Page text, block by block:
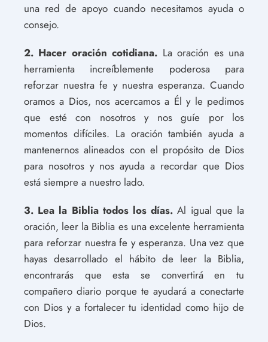
una red de apoyo cuando necesitamos ayuda o
consejo.
2. Hacer oración cotidiana. La oración es una
herramienta increíblemente poderosa para
reforzar nuestra fe y nuestra esperanza. Cuando
oramos a Dios, nos acercamos a Él y le pedimos
que esté con nosotros y nos guíe por los
momentos difíciles. La oración también ayuda a
mantenernos alineados con el propósito de Dios
para nosotros y nos ayuda a recordar que Dios
está siempre a nuestro lado.
3. Lea la Biblia todos los días. Al igual que la
oración, leer la Biblia es una excelente herramienta
para reforzar nuestra fe y esperanza. Una vez que
hayas desarrollado el hábito de leer la Biblia,
encontrarás que esta se convertirá en tu
compañero diario porque te ayudará a conectarte
con Dios y a fortalecer tu identidad como hijo de
Dios.